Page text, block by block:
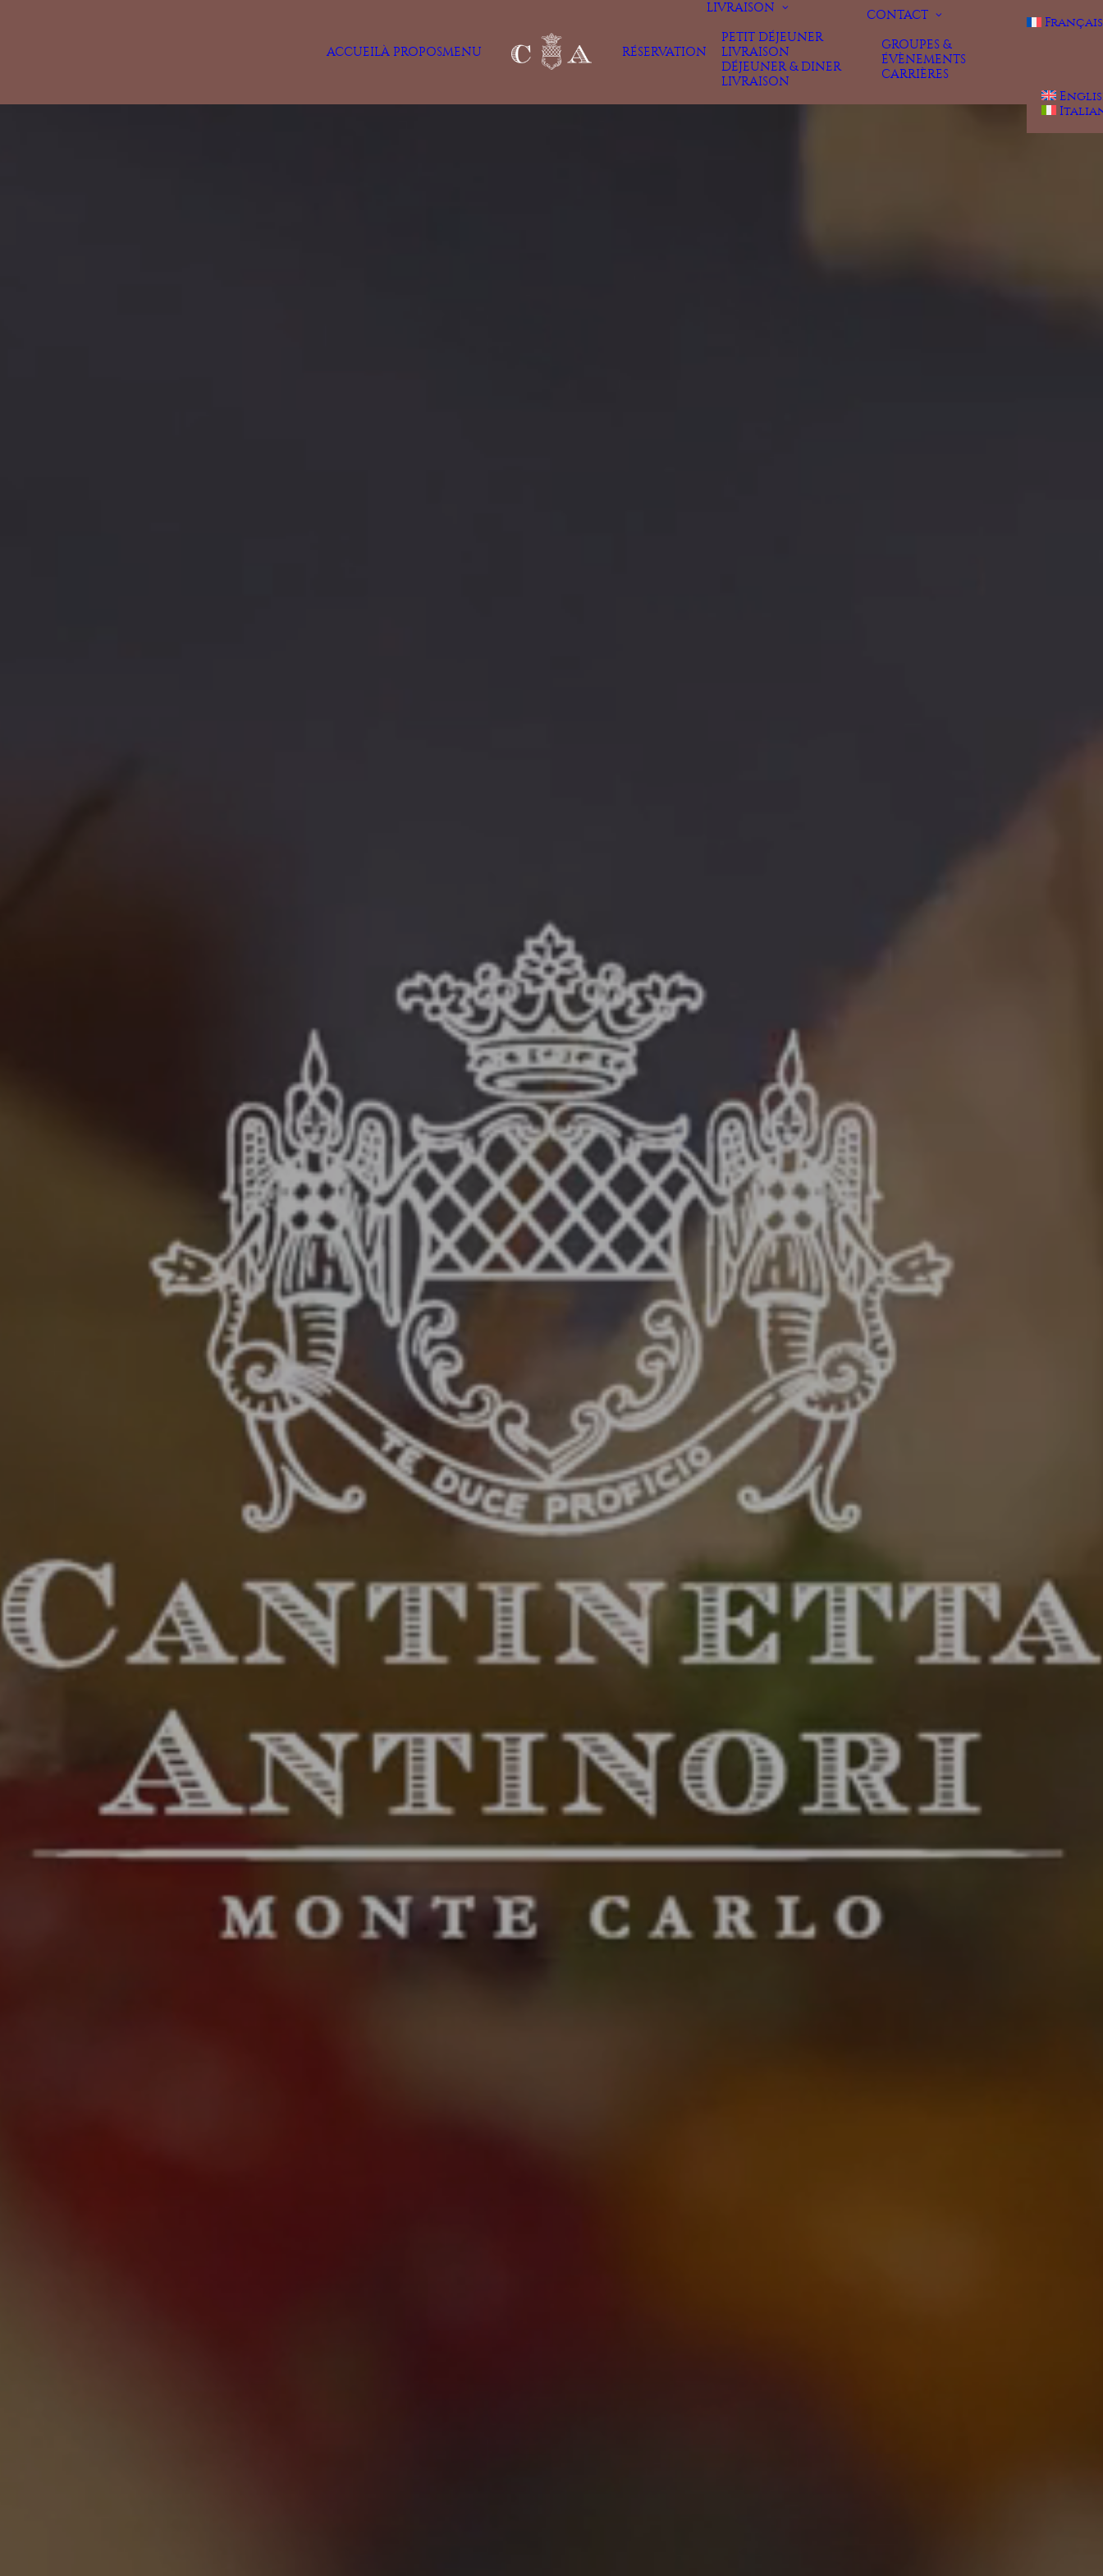
ACCUEILÀ PROPOSMENU RÉSERVATION
LIVRAISON
PETIT DÉJEUNER
LIVRAISON
DÉJEUNER & DINER
LIVRAISON
CONTACT
GROUPES &
ÉVÈNEMENTS
CARRIÈRES
Français